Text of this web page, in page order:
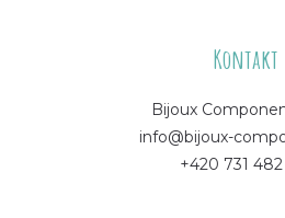
Kontakt
Bijoux
info@bijoux-
+420 731 482